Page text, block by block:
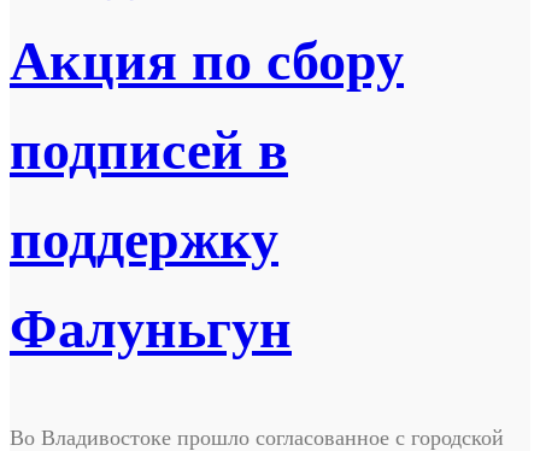
Акция по сбору
подписей в
поддержку
Фалуньгун
Во Владивостоке прошло согласованное с городской